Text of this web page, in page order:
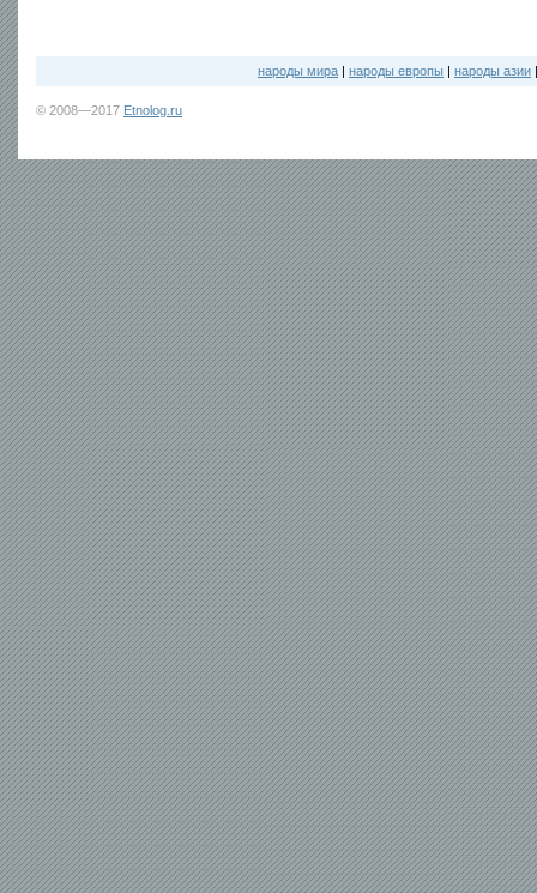
народы мира | народы европы | народы азии
© 2008—2017 Etnolog.ru